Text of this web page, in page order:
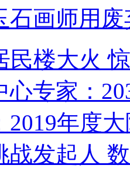
石画师用
民楼大火
心专家：
2019年度
战发起人